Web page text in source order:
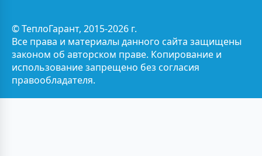
© ТеплоГарант, 2015-2026 г.
Все права и материалы данного сайта защищены
законом об авторском праве. Копирование и
использование запрещено без согласия
правообладателя.